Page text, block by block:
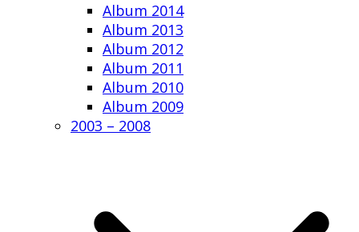
Album 2014
Album 2013
Album 2012
Album 2011
Album 2010
Album 2009
2003 – 2008